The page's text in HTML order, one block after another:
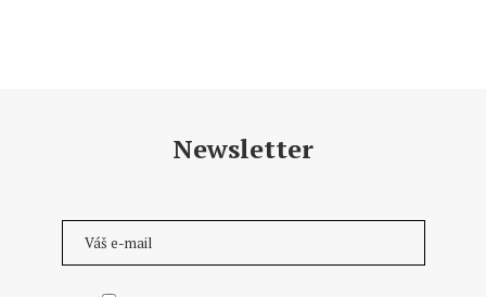
Newsletter